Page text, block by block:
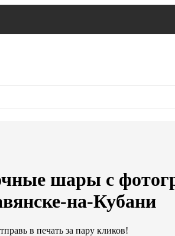
шары с
на-Кубани
в печать за пару кликов!